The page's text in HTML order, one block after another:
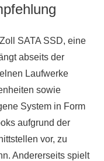
SATA SSD, eine
abseits der
Laufwerke
sowie
System in Form
aufgrund der
vor, zu
Andererseits spielt